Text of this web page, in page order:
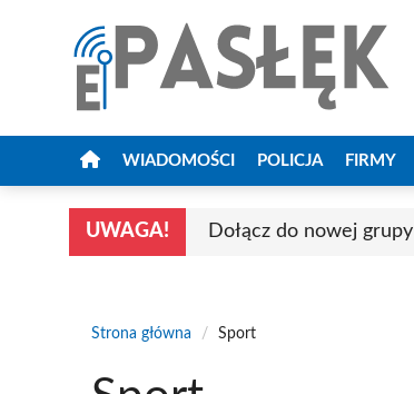
WIADOMOŚCI POLICJA FIRMY
UWAGA! Dołącz do nowej grupy
Strona główna / Sport